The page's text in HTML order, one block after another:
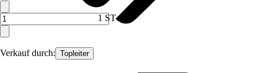
Verkauf durch: Topleiter
1 ST